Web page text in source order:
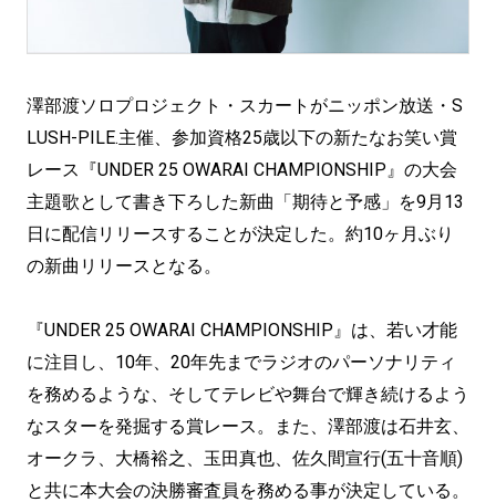
澤部渡ソロプロジェクト・スカートがニッポン放送・S
LUSH-PILE.主催、参加資格25歳以下の新たなお笑い賞
レース『UNDER 25 OWARAI CHAMPIONSHIP』の大会
主題歌として書き下ろした新曲「期待と予感」を9月13
日に配信リリースすることが決定した。約10ヶ月ぶり
の新曲リリースとなる。
『UNDER 25 OWARAI CHAMPIONSHIP』は、若い才能
に注目し、10年、20年先までラジオのパーソナリティ
を務めるような、そしてテレビや舞台で輝き続けるよう
なスターを発掘する賞レース。また、澤部渡は石井玄、
オークラ、大橋裕之、玉田真也、佐久間宣行(五十音順)
と共に本大会の決勝審査員を務める事が決定している。